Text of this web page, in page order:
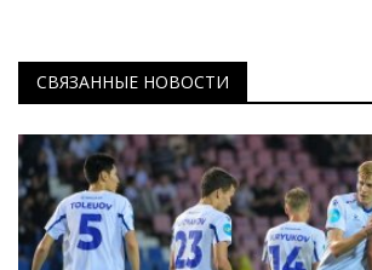
СВЯЗАННЫЕ НОВОСТИ